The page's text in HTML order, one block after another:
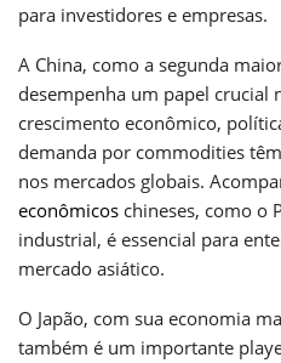
para investidores e empresas.
A China, como a segunda
desempenha um papel crucial
crescimento econômico,
demanda por commodities
nos mercados globais.
econômicos chineses, como o
industrial, é essencial para
mercado asiático.
O Japão, com sua economia
também é um importante